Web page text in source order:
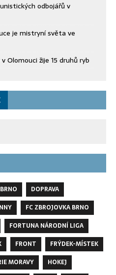
odbojářů v
je mistryní světa ve
Olomouci žije 15 druhů ryb
BRNO
DOPRAVA
FC ZBROJOVKA BRNO
FORTUNA NÁRODNÍ LIGA
FRONT
FRÝDEK-MÍSTEK
MORAVY
HOKEJ